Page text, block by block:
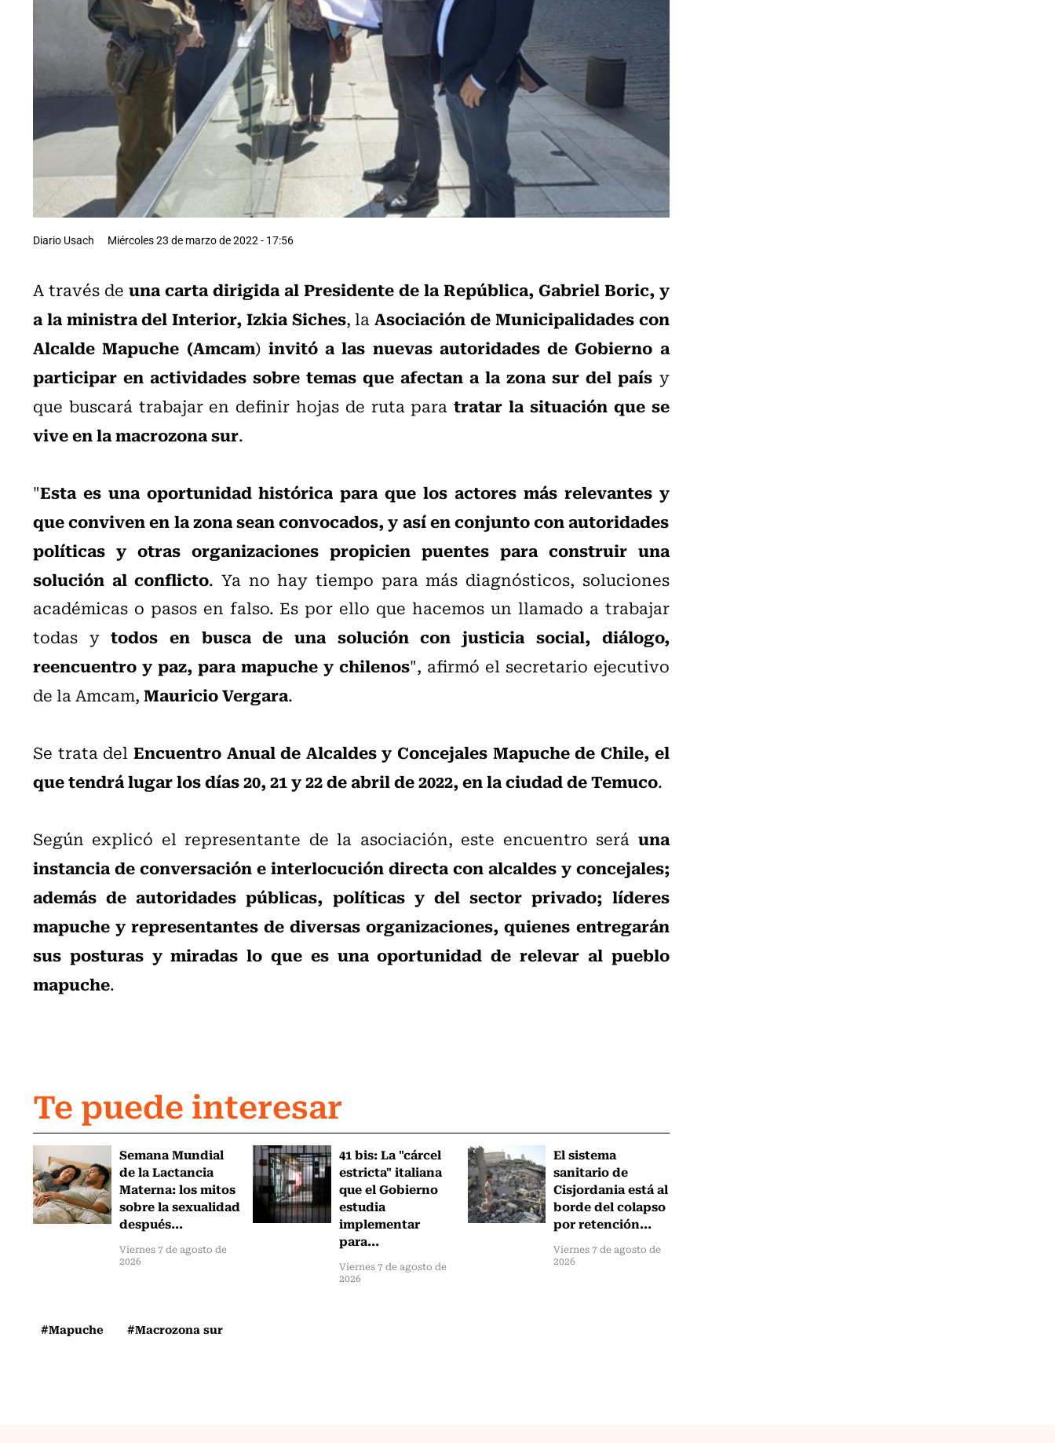
Diario Usach Miércoles 23 de marzo de 2022 - 17:56
A través de una carta dirigida al Presidente de la República, Gabriel Boric, y
a la ministra del Interior, Izkia Siches, laAsociación de Municipalidades con
Alcalde Mapuche (Amcam) invitó a las nuevas autoridades de Gobierno a
participar en actividades sobre temas que afectan a la zona sur del país y
que buscará trabajar en definir hojas de ruta paratratar la situación que se
vive en la macrozona sur.
"Esta es una oportunidad histórica para que los actores más relevantes y
que conviven en la zona sean convocados, y así en conjunto con autoridades
políticas y otras organizaciones propicien puentes para construir una
solución al conflicto. Ya no hay tiempo para más diagnósticos, soluciones
académicas o pasos en falso. Es por ello que hacemos un llamado a trabajar
todas ytodos en busca de una solución con justicia social, diálogo,
reencuentro y paz, para mapuche y chilenos", afirmó el secretario ejecutivo
de la Amcam,Mauricio Vergara.
Se trata del Encuentro Anual de Alcaldes y Concejales Mapuche de Chile, el
que tendrá lugar los días 20, 21 y 22 de abril de 2022, en la ciudad de Temuco.
Según explicó el representante de la asociación, este encuentro será una
instancia de conversación e interlocución directa con alcaldes y concejales;
además de autoridades públicas, políticas y del sector privado; líderes
mapuche y representantes de diversas organizaciones, quienes entregarán
sus posturas y miradas lo que es una oportunidad de relevar al pueblo
mapuche.
Te puede interesar
Semana Mundial
de la Lactancia
Materna: los mitos
sobre la sexualidad
después...
Viernes 7 de agosto de
2026
41 bis: La "cárcel
estricta" italiana
que el Gobierno
estudia
implementar
para...
Viernes 7 de agosto de
2026
El sistema
sanitario de
Cisjordania está al
borde del colapso
por retención...
Viernes 7 de agosto de
2026
#Mapuche #Macrozona sur